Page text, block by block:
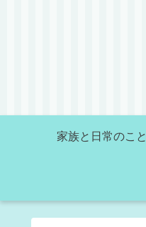
家族と日常のこと